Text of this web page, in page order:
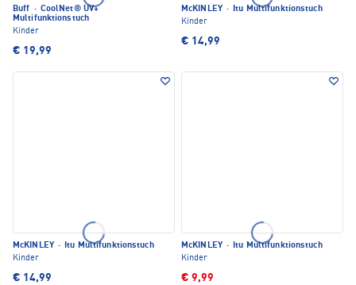
Buff · CoolNet® UV+
Multifunktionstuch
Kinder
€ 19,99
McKINLEY · Itu Multifunktionstuch
Kinder
€ 14,99
McKINLEY · Itu Multifunktionstuch
Kinder
€ 14,99
McKINLEY · Itu Multifunktionstuch
Kinder
€ 9,99